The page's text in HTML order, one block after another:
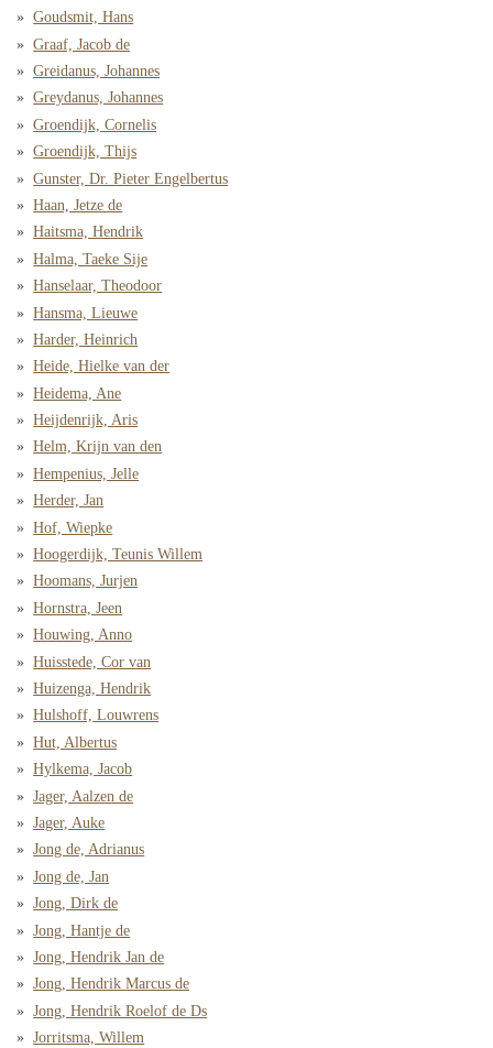
Goudsmit, Hans
Graaf, Jacob de
Greidanus, Johannes
Greydanus, Johannes
Groendijk, Cornelis
Groendijk, Thijs
Gunster, Dr. Pieter Engelbertus
Haan, Jetze de
Haitsma, Hendrik
Halma, Taeke Sije
Hanselaar, Theodoor
Hansma, Lieuwe
Harder, Heinrich
Heide, Hielke van der
Heidema, Ane
Heijdenrijk, Aris
Helm, Krijn van den
Hempenius, Jelle
Herder, Jan
Hof, Wiepke
Hoogerdijk, Teunis Willem
Hoomans, Jurjen
Hornstra, Jeen
Houwing, Anno
Huisstede, Cor van
Huizenga, Hendrik
Hulshoff, Louwrens
Hut, Albertus
Hylkema, Jacob
Jager, Aalzen de
Jager, Auke
Jong de, Adrianus
Jong de, Jan
Jong, Dirk de
Jong, Hantje de
Jong, Hendrik Jan de
Jong, Hendrik Marcus de
Jong, Hendrik Roelof de Ds
Jorritsma, Willem